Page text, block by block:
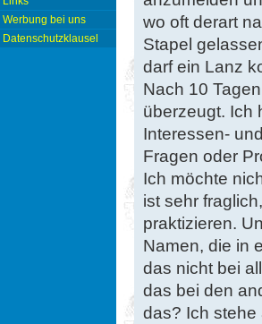
Werbung bei uns
Datenschutzklausel
wo oft derart
Stapel
darf ein Lanz
Nach 10
überzeugt. Ich
Interessen-
Fragen oder
Ich möchte
ist sehr
praktizieren.
Namen, die in
das nicht bei
das bei den
das? Ich stehe